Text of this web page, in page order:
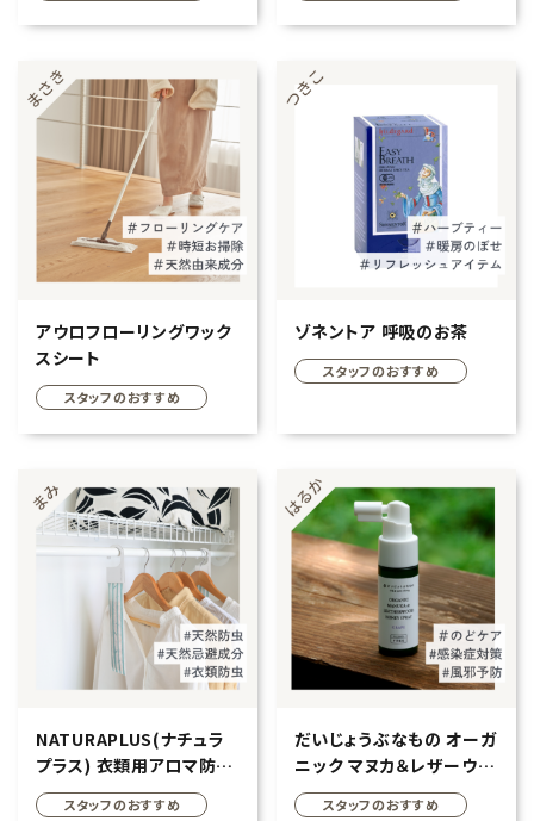
インナー・下着・ナイトウェア
キッズ・ベビー・マタニティ
キッチン用品
フード
ブランド
オリジナルブランド
ナチュラムーン
エコリュクス
ナチュラプラス
アルマウィン
アルモニベルツ
コラム・特集
アウロフローリングワック
スシート
スタッフのおすすめ
ゾネントア 呼吸のお茶
スタッフのおすすめ
NATURAPLUS(ナチュラ
プラス) 衣類用アロマ防虫
剤 クローゼット用 2本入り
スタッフのおすすめ
だいじょうぶなもの オーガ
ニック マヌカ＆レザーウッ
ドハニースプレー 25ml
スタッフのおすすめ